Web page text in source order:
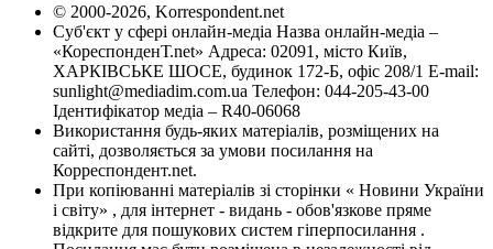
© 2000-2026, Korrespondent.net
Суб'єкт у сфері онлайн-медіа Назва онлайн-медіа –
«КореспонденТ.net» Адреса: 02091, місто Київ,
ХАРКІВСЬКЕ ШОСЕ, будинок 172-Б, офіс 208/1 E-mail:
sunlight@mediadim.com.ua Телефон: 044-205-43-00
Ідентифікатор медіа – R40-06068
Використання будь-яких матеріалів, розміщених на
сайті, дозволяється за умови посилання на
Корреспондент.net.
При копіюванні матеріалів зі сторінки « Новини України
і світу» , для інтернет - видань - обов'язкове пряме
відкрите для пошукових систем гіперпосилання .